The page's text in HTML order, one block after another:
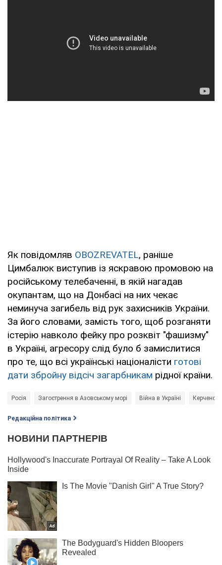
Як повідомляв OBOZREVATEL, раніше
Цимбалюк виступив із яскравою промовою на
російському телебаченні, в якій нагадав
окупантам, що на Донбасі на них чекає
неминуча загибель від рук захисників України.
За його словами, замість того, щоб розганяти
істерію навколо фейку про розквіт "фашизму"
в Україні, агресору слід було б замислитися
про те, що всі українські націоналісти готові
дати збройну відсіч загарбникам рідної країни.
Росія Загострення в Азовському морі Війна в Україні
Редакційна політика